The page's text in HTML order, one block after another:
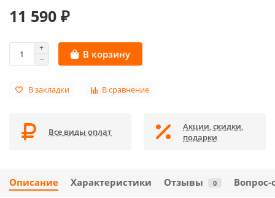
11 590 ₽
В корзину
В закладки В сравнение
Все виды оплат
Акции, скидки,
подарки
Описание Характеристики Отзывы 0 Вопрос-